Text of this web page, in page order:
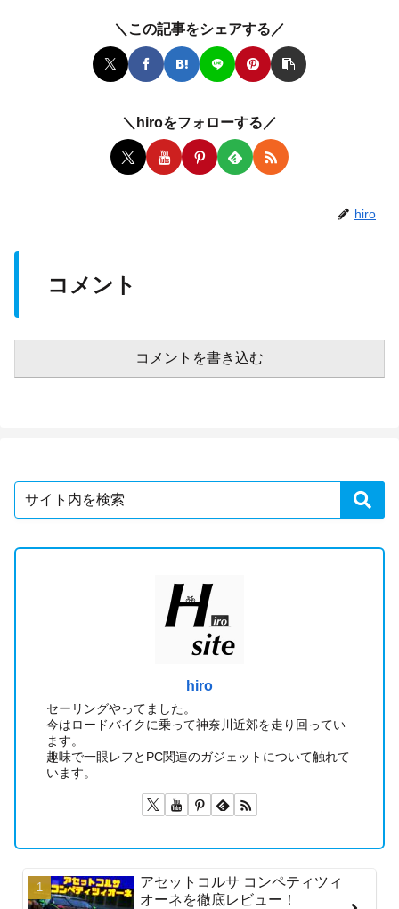
＼この記事をシェアする／
＼hiroをフォローする／
hiro
コメント
コメントを書き込む
hiro
セーリングやってました。
今はロードバイクに乗って神奈川近郊を走り回ってい
ます。
趣味で一眼レフとPC関連のガジェットについて触れて
います。
アセットコルサ コンペティツィ
オーネを徹底レビュー！